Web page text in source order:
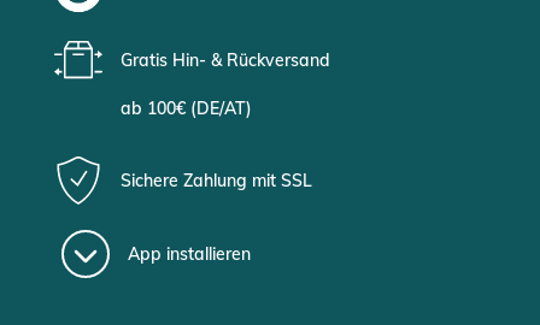
Gratis Hin- & Rückversand
ab 100€ (DE/AT)
Sichere Zahlung mit SSL
App installieren